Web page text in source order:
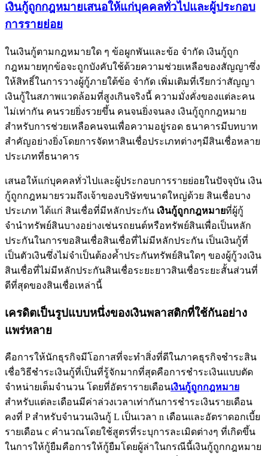
เงินกู้ถูกกฎหมายเสนอให้แก่บุคคลทั่วไปและผู้ประกอบ
การรายย่อย
ในเงินกู้ตามกฎหมายใด ๆ ข้อผูกพันและข้อ จำกัด เงินกู้ถูก
กฎหมายทุกข้อจะถูกบังคับใช้ด้วยความช่วยเหลือของสัญญาซึ่ง
ให้สิทธิ์ในการวางผู้กู้ภายใต้ข้อ จำกัด เพิ่มเติมที่เรียกว่าสัญญา
เงินกู้ในสภาพแวดล้อมที่สูงเกินจริงนี้ ความมั่งคั่งของแต่ละคน
ไม่เท่ากัน คนรวยยิ่งรวยขึ้น คนจนยิ่งจนลง เงินกู้ถูกกฎหมาย
สำหรับการช่วยเหลือคนจนเพื่อความอยู่รอด ธนาคารมีบทบาท
สำคัญอย่างยิ่งโดยการจัดหาสินเชื่อประเภทต่างๆมีสินเชื่อหลาย
ประเภทที่ธนาคาร
เสนอให้แก่บุคคลทั่วไปและผู้ประกอบการรายย่อยในปัจจุบัน เงิน
กู้ถูกกฎหมายรวมถึงเจ้าของบริษัทขนาดใหญ่ด้วย สินเชื่อบาง
ประเภท ได้แก่ สินเชื่อที่มีหลักประกัน เงินกู้ถูกกฎหมายที่ผู้กู้
จำนำทรัพย์สินบางอย่างเช่นรถยนต์หรือทรัพย์สินเพื่อเป็นหลัก
ประกันในการขอสินเชื่อสินเชื่อที่ไม่มีหลักประกัน เป็นเงินกู้ที่
เป็นตัวเงินซึ่งไม่จำเป็นต้องค้ำประกันทรัพย์สินใดๆ ของผู้กู้วงเงิน
สินเชื่อที่ไม่มีหลักประกันสินเชื่อระยะยาวสินเชื่อระยะสั้นส่วนที่
ดีที่สุดของสินเชื่อเหล่านี้
เครดิตเป็นรูปแบบหนึ่งของเงินพลาสติกที่ใช้กันอย่าง
แพร่หลาย
คือการให้นักธุรกิจมีโอกาสที่จะทำสิ่งที่ดีในภาคธุรกิจชำระสิน
เชื่อวิธีชำระเงินกู้ที่เป็นที่รู้จักมากที่สุดคือการชำระเงินแบบตัด
จำหน่ายเต็มจำนวน โดยที่อัตรารายเดือนเงินกู้ถูกกฎหมาย
สำหรับแต่ละเดือนมีค่าล่วงเวลาเท่ากันการชำระเงินรายเดือน
คงที่ P สำหรับจำนวนเงินกู้ L เป็นเวลา n เดือนและอัตราดอกเบี้ย
รายเดือน c คำนวณโดยใช้สูตรที่ระบุการละเมิดต่างๆ ที่เกิดขึ้น
ในการให้กู้ยืมคือการให้กู้ยืมโดยผู้ล่าในกรณีนี้เงินกู้ถูกกฎหมาย